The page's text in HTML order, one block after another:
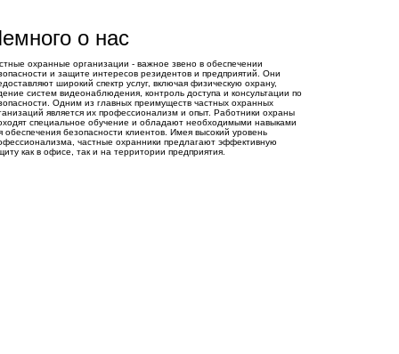
о нас
охранные организации - важное звено в обеспечении
и защите интересов резидентов и предприятий. Они
широкий спектр услуг, включая физическую охрану,
систем видеонаблюдения, контроль доступа и консультации по
Одним из главных преимуществ частных охранных
является их профессионализм и опыт. Работники охраны
специальное обучение и обладают необходимыми навыками
обеспечения безопасности клиентов. Имея высокий уровень
частные охранники предлагают эффективную
как в офисе, так и на территории предприятия.